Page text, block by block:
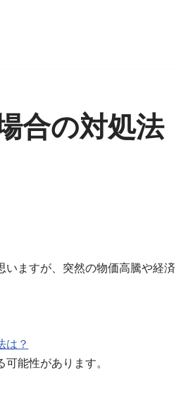
合の対処法
ますが、突然の物価高騰や経済
は？
能性があります。